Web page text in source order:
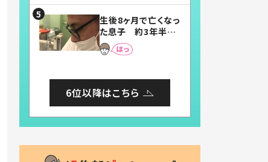
まらない」「幸せにな
れる」
生後8ヶ月で亡くなっ
た息子 約3年半
後、当時の妻の日記
に書いてあった本音
6位以降はこちら